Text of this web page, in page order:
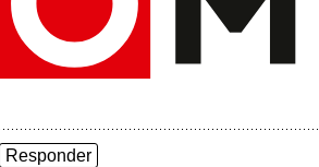
Responder